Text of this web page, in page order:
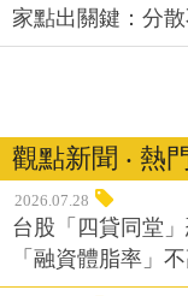
家點出關鍵：分
觀點新聞 ‧ 熱
2026.07.28
台股「四貸同堂
「融資體脂率」